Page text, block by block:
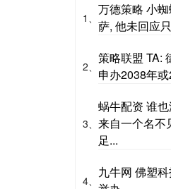
1、
万德策略 小
萨, 他未回应
2、
策略联盟 TA:
申办2038年
3、
蜗牛配资 谁
来自一个名不
足...
4、
九牛网 佛塑